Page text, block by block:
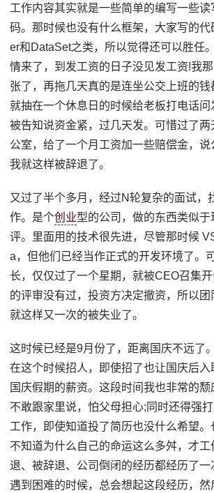
工作内容其实就是一些简单的编写一些
码。那时候也没有什么框架，大家写的代
er和DataSet之类，所以觉得还可以胜任
情来了，到发工资的日子没见发工资!我
张了，再拖几天真的是连坐公交上班的钱
就抽在一个休息日的时候给老板打电话问
被告知说资金紧，过几天发。可惜过了
公室，给了一个月工资加一些赔偿金，说
我就这样被辞退了。
又过了半个多月，经过N轮复杂的面试，
作。是个创业型的公司，做的东西类似于
评。里面用的技术很先进，尽管那时候
a，但他们已经当作正式的开发环境了。
长，仅仅过了一个星期，就被CEO召集
的评审没有过，投资方决定撤资，所以
就这样又一次的被失业了。
这时候已经是9月份了，距离国庆不远了
在这个时候招人，即使招了也让国庆后
国庆假期的薪资。这段时间我也非常的
不敢跟家里说，怕父母担心;同时还得强
工作，即使知道投了简历也没什么希望。
不知道为什么自己的命运这么多舛，才
退、被辞退、公司倒闭的经历都经历了一
遇到困难的时候，总会想起这段经历，然